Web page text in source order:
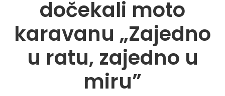
dočekali moto
karavanu „Zajedno
u ratu, zajedno u
miru”